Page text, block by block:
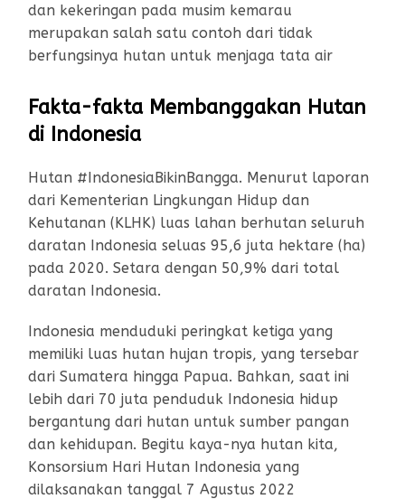
dan kekeringan pada musim kemarau
merupakan salah satu contoh dari tidak
berfungsinya hutan untuk menjaga tata air
Fakta-fakta Membanggakan Hutan
di Indonesia
Hutan #IndonesiaBikinBangga. Menurut laporan
dari Kementerian Lingkungan Hidup dan
Kehutanan (KLHK) luas lahan berhutan seluruh
daratan Indonesia seluas 95,6 juta hektare (ha)
pada 2020. Setara dengan 50,9% dari total
daratan Indonesia.
Indonesia menduduki peringkat ketiga yang
memiliki luas hutan hujan tropis, yang tersebar
dari Sumatera hingga Papua. Bahkan, saat ini
lebih dari 70 juta penduduk Indonesia hidup
bergantung dari hutan untuk sumber pangan
dan kehidupan. Begitu kaya-nya hutan kita,
Konsorsium Hari Hutan Indonesia yang
dilaksanakan tanggal 7 Agustus 2022